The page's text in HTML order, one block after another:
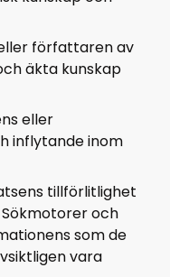
författaren av
äkta kunskap
eller
inflytande inom
tillförlitlighet
och
som de
vara